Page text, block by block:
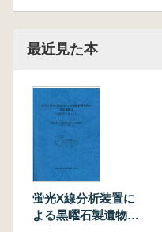
30 中ミヨ遺
31 上白岩遺
三重県
32 三重県
(空畑遺跡、寺山遺
南遺跡、天神遺跡、
遺跡、
中鳶遺跡、小朝柄A
跡、
不動前遺跡、下久具
元新田遺跡、贄遺跡)
最近見た本
蛍光X線分析装置に
よる黒曜石製遺物の